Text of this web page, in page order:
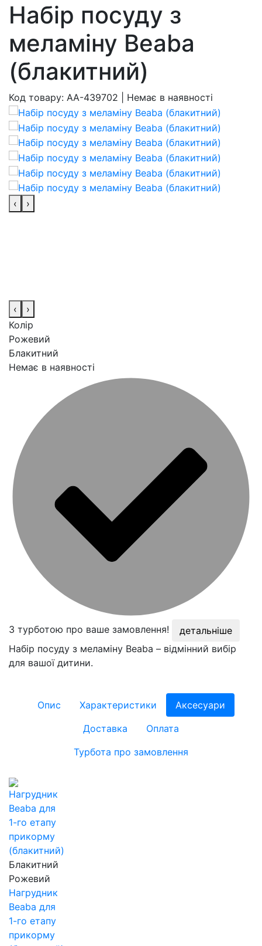
Набір посуду з
меламіну Beaba
(блакитний)
Код товару: AA-439702 Немає в наявності
‹ ›
‹
›
Колір
Рожевий
Блакитний
Немає в наявності
З турботою про ваше замовлення!
детальніше
Набір посуду з меламіну Beaba – відмінний вибір
для вашої дитини.
Опис Характеристики
Аксесуари
Доставка
Оплата
Турбота про замовлення
Блакитний
Рожевий
Нагрудник
Beaba для
1-го етапу
прикорму